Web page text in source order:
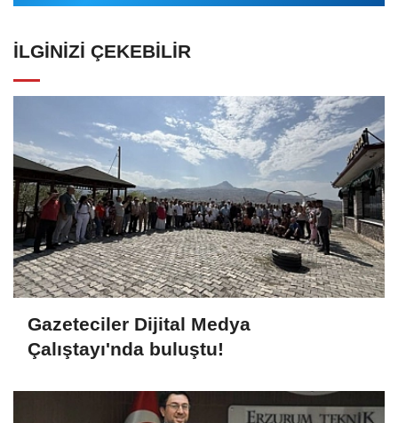
İLGINIZI ÇEKEBILIR
Gazeteciler Dijital Medya
Çalıştayı'nda buluştu!